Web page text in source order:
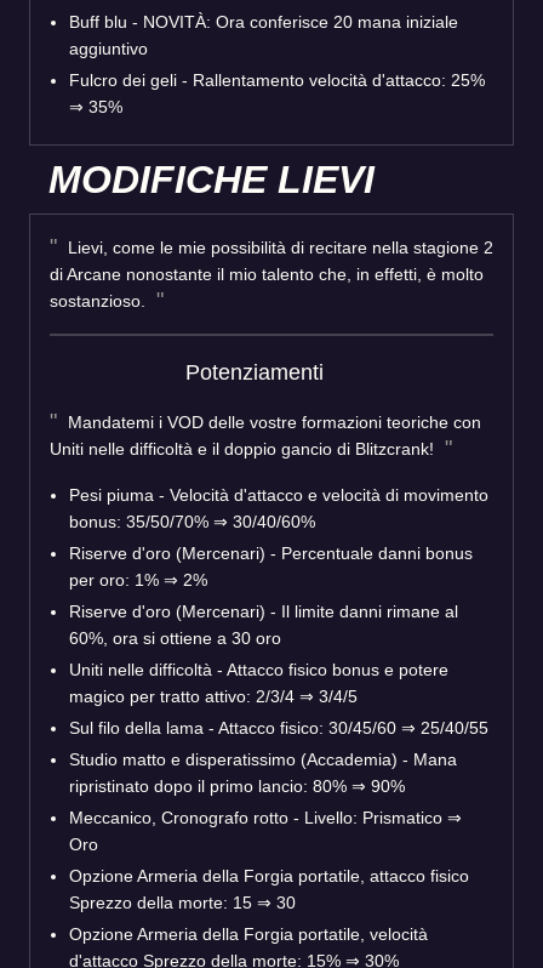
Buff blu - NOVITÀ: Ora conferisce 20 mana iniziale
aggiuntivo
Fulcro dei geli - Rallentamento velocità d'attacco: 25%
⇒ 35%
MODIFICHE LIEVI
Lievi, come le mie possibilità di recitare nella stagione 2
di Arcane nonostante il mio talento che, in effetti, è molto
sostanzioso.
Potenziamenti
Mandatemi i VOD delle vostre formazioni teoriche con
Uniti nelle difficoltà e il doppio gancio di Blitzcrank!
Pesi piuma - Velocità d'attacco e velocità di movimento
bonus: 35/50/70% ⇒ 30/40/60%
Riserve d'oro (Mercenari) - Percentuale danni bonus
per oro: 1% ⇒ 2%
Riserve d'oro (Mercenari) - Il limite danni rimane al
60%, ora si ottiene a 30 oro
Uniti nelle difficoltà - Attacco fisico bonus e potere
magico per tratto attivo: 2/3/4 ⇒ 3/4/5
Sul filo della lama - Attacco fisico: 30/45/60 ⇒ 25/40/55
Studio matto e disperatissimo (Accademia) - Mana
ripristinato dopo il primo lancio: 80% ⇒ 90%
Meccanico, Cronografo rotto - Livello: Prismatico ⇒
Oro
Opzione Armeria della Forgia portatile, attacco fisico
Sprezzo della morte: 15 ⇒ 30
Opzione Armeria della Forgia portatile, velocità
d'attacco Sprezzo della morte: 15% ⇒ 30%